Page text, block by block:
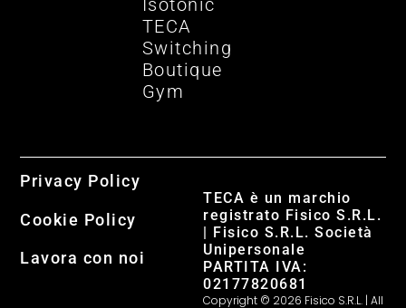
Isotonic
TECA
Switching
Boutique
Gym
TECA è un marchio
registrato Fisico S.R.L.
| Fisico S.R.L. Società
Unipersonale
PARTITA IVA:
02177820681
Copyright © 2026 Fisico S.R.L. | All
Privacy Policy
Cookie Policy
Lavora con noi